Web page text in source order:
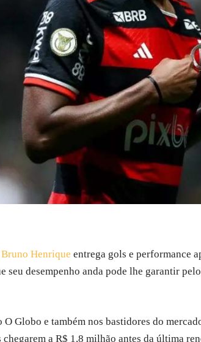
Bruno Henrique entrega gols e performance
desempenho anda pode lhe garantir
Globo e também nos bastidores do
a R$ 1,8 milhão antes da última